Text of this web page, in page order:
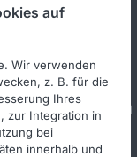
Downloads
Trucks Deutschland
auf
Wir verwenden
z. B. für die
Ihres
zur Integration in
bei
innerhalb und